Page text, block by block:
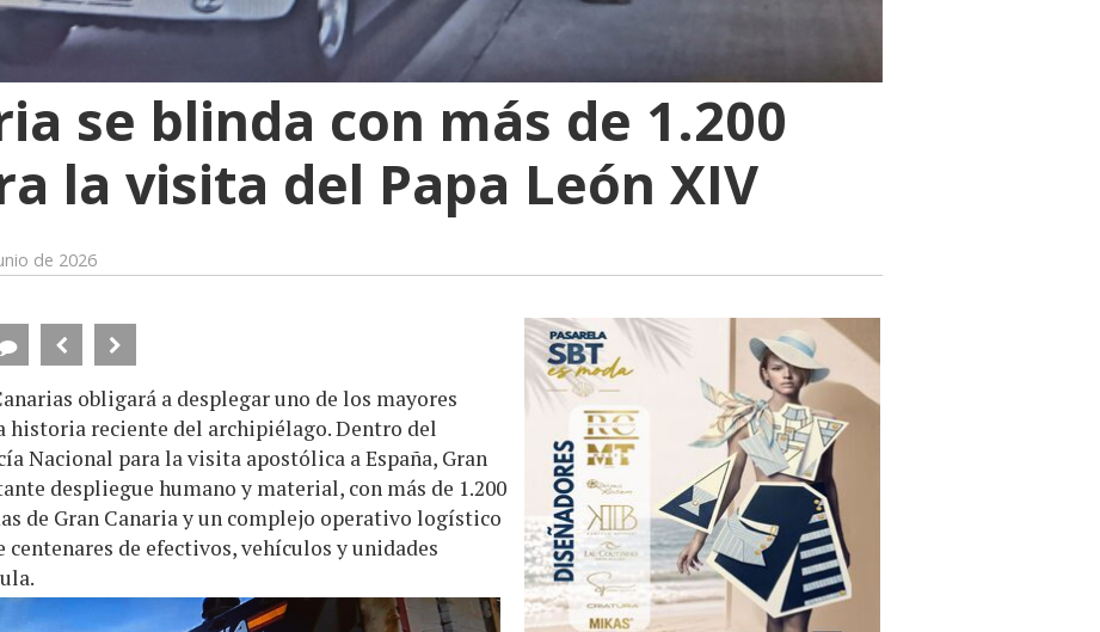
se blinda con más de 1.200
la visita del Papa León XIV
de 2026
obligará a desplegar uno de los mayores
historia reciente del archipiélago. Dentro del
Nacional para la visita apostólica a España, Gran
despliegue humano y material, con más de 1.200
de Gran Canaria y un complejo operativo logístico
de efectivos, vehículos y unidades